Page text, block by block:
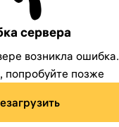
сервера
возникла ошибка.
попробуйте позже